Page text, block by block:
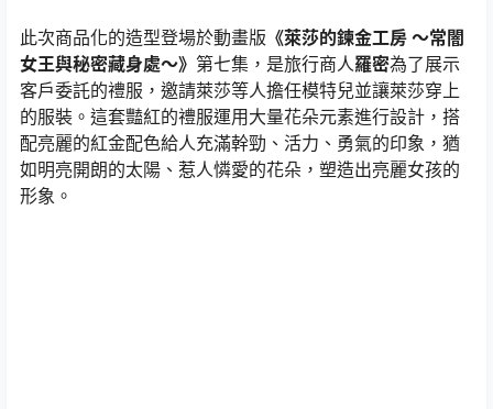
此次商品化的造型登場於動畫版 《萊莎的鍊金工房 ～常闇
女王與秘密藏身處～》 第七集，是旅行商人羅密為了展示
客戶委託的禮服，邀請萊莎等人擔任模特兒並讓萊莎穿上
的服裝。這套豔紅的禮服運用大量花朵元素進行設計，搭
配亮麗的紅金配色給人充滿幹勁、活力、勇氣的印象，猶
如明亮開朗的太陽、惹人憐愛的花朵，塑造出亮麗女孩的
形象。